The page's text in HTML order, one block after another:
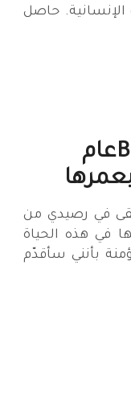
الإنسانية. حاصل
Bushra Salim42عام
في رصيدي من
في هذه الحياة
بأنني سأقدّم